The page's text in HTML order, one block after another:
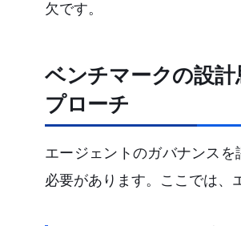
欠です。
ベンチマークの設
プローチ
エージェントのガバナンス
必要があります。ここでは、